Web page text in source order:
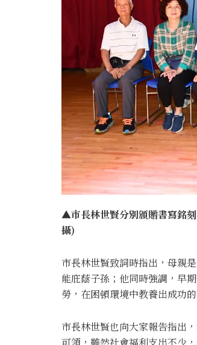
▲市長林世賢分別頒贈書寫銘
攝)
市長林世賢致詞時指出，母親
能庇蔭子孫；他同時強調，早
勞，在困頓環境中教養出成功
市長林世賢也向大家報告指出